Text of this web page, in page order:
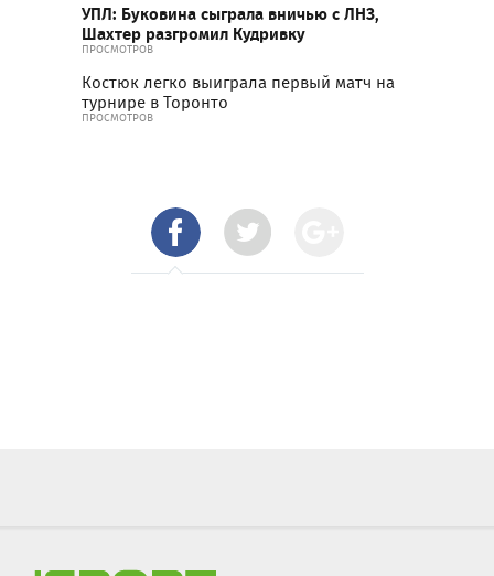
УПЛ: Буковина сыграла вничью с ЛНЗ,
Шахтер разгромил Кудривку
ПРОСМОТРОВ
Костюк легко выиграла первый матч на
турнире в Торонто
ПРОСМОТРОВ